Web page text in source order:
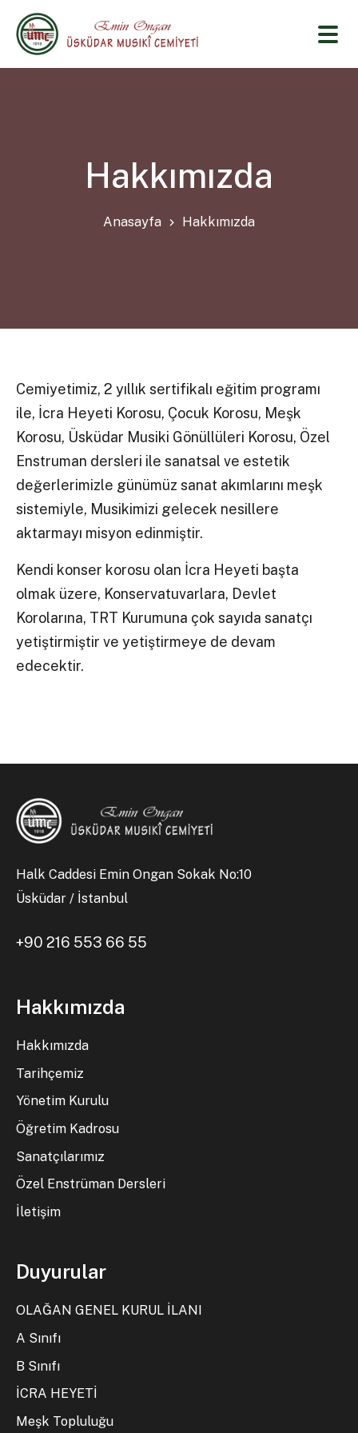
Hakkımızda
Anasayfa Hakkımızda
Cemiyetimiz, 2 yıllık sertifikalı eğitim programı
ile, İcra Heyeti Korosu, Çocuk Korosu, Meşk
Korosu, Üsküdar Musiki Gönüllüleri Korosu, Özel
Enstruman dersleri ile sanatsal ve estetik
değerlerimizle günümüz sanat akımlarını meşk
sistemiyle, Musikimizi gelecek nesillere
aktarmayı misyon edinmiştir.
Kendi konser korosu olan İcra Heyeti başta
olmak üzere, Konservatuvarlara, Devlet
Korolarına, TRT Kurumuna çok sayıda sanatçı
yetiştirmiştir ve yetiştirmeye de devam
edecektir.
Halk Caddesi Emin Ongan Sokak No:10
Üsküdar / İstanbul
+90 216 553 66 55
Hakkımızda
Hakkımızda
Tarihçemiz
Yönetim Kurulu
Öğretim Kadrosu
Sanatçılarımız
Özel Enstrüman Dersleri
İletişim
Duyurular
OLAĞAN GENEL KURUL İLANI
A Sınıfı
B Sınıfı
İCRA HEYETİ
Meşk Topluluğu